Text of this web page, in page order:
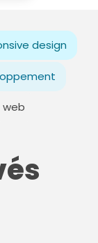
design
web